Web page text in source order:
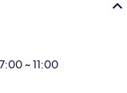
~ 11:00